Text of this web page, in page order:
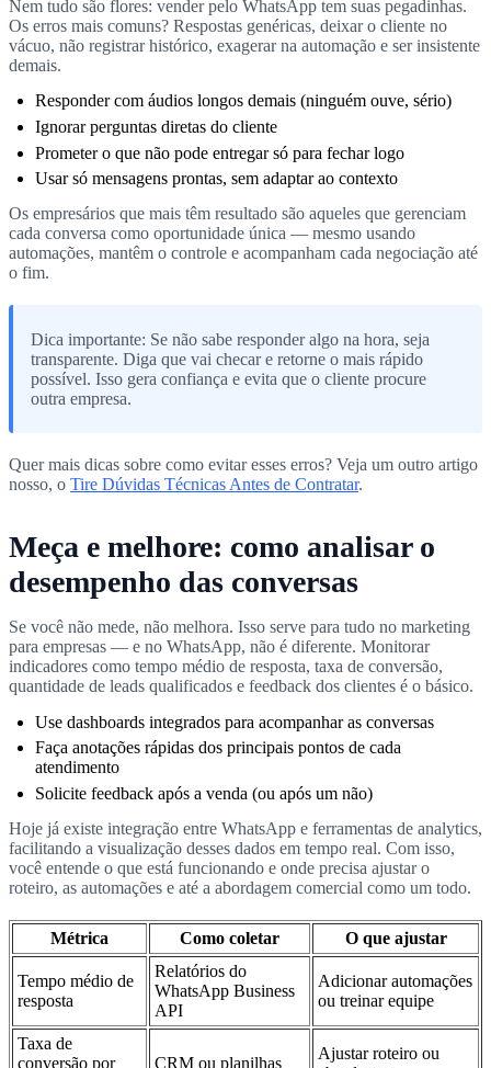
Nem tudo são flores: vender pelo WhatsApp tem suas pegadinhas.
Os erros mais comuns? Respostas genéricas, deixar o cliente no
vácuo, não registrar histórico, exagerar na automação e ser insistente
demais.
Responder com áudios longos demais (ninguém ouve, sério)
Ignorar perguntas diretas do cliente
Prometer o que não pode entregar só para fechar logo
Usar só mensagens prontas, sem adaptar ao contexto
Os empresários que mais têm resultado são aqueles que gerenciam
cada conversa como oportunidade única — mesmo usando
automações, mantêm o controle e acompanham cada negociação até
o fim.
Dica importante: Se não sabe responder algo na hora, seja
transparente. Diga que vai checar e retorne o mais rápido
possível. Isso gera confiança e evita que o cliente procure
outra empresa.
Quer mais dicas sobre como evitar esses erros? Veja um outro artigo
nosso, o Tire Dúvidas Técnicas Antes de Contratar.
Meça e melhore: como analisar o
desempenho das conversas
Se você não mede, não melhora. Isso serve para tudo no marketing
para empresas — e no WhatsApp, não é diferente. Monitorar
indicadores como tempo médio de resposta, taxa de conversão,
quantidade de leads qualificados e feedback dos clientes é o básico.
Use dashboards integrados para acompanhar as conversas
Faça anotações rápidas dos principais pontos de cada
atendimento
Solicite feedback após a venda (ou após um não)
Hoje já existe integração entre WhatsApp e ferramentas de analytics,
facilitando a visualização desses dados em tempo real. Com isso,
você entende o que está funcionando e onde precisa ajustar o
roteiro, as automações e até a abordagem comercial como um todo.
Métrica Como coletar O que ajustar
Tempo médio de
resposta
Relatórios do
WhatsApp Business
API
Adicionar automações
ou treinar equipe
Taxa de
conversão por
CRM ou planilhas
Ajustar roteiro ou